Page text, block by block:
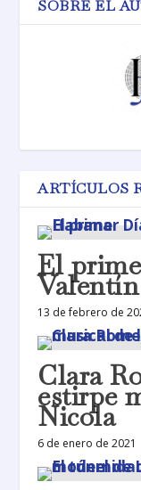
SOBRE EL
ARTÍCULOS
El
13 de febrero de
Clara
estirpe
Nicola
6 de enero de 2021